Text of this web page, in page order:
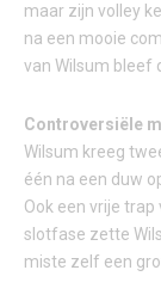
maar zijn volley
na een mooie
van Wilsum bleef
Controversiële
Wilsum kreeg
één na een duw
Ook een vrije
slotfase zette
miste zelf een